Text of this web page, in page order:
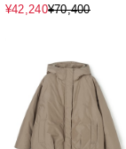
ドカラーショートコー
¥42,240¥70,400